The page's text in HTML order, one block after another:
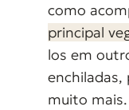
como
principal
los em
enchiladas,
muito mais.